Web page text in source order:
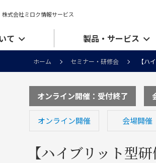
株式会社ミロク情報サービス
て 製品・サービス
ホーム セミナー・研修会 【ハ
オンライン開催：受付終了
オンライン開催 会場開催
【ハイブリット型